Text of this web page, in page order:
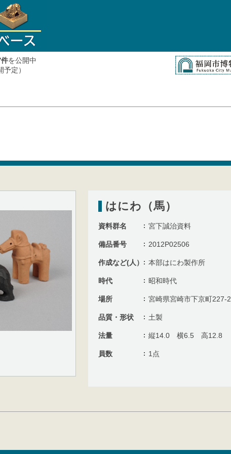
件を公開中
予定）
はにわ（馬）
資料群名 宮下誠治資料
備品番号 2012P02506
作成など(人） 本部はにわ製作所
時代 昭和時代
場所 宮崎県宮崎市下京町227-2
品質・形状 土製
法量 縦14.0 横6.5 高12.8
員数 1点